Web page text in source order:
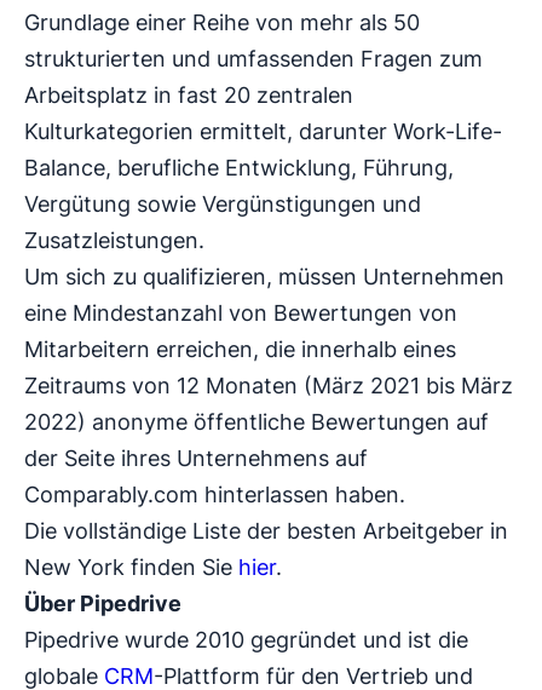
Grundlage einer Reihe von mehr als 50
strukturierten und umfassenden Fragen zum
Arbeitsplatz in fast 20 zentralen
Kulturkategorien ermittelt, darunter Work-Life-
Balance, berufliche Entwicklung, Führung,
Vergütung sowie Vergünstigungen und
Zusatzleistungen.
Um sich zu qualifizieren, müssen Unternehmen
eine Mindestanzahl von Bewertungen von
Mitarbeitern erreichen, die innerhalb eines
Zeitraums von 12 Monaten (März 2021 bis März
2022) anonyme öffentliche Bewertungen auf
der Seite ihres Unternehmens auf
Comparably.com hinterlassen haben.
Die vollständige Liste der besten Arbeitgeber in
New York finden Sie hier.
Über Pipedrive
Pipedrive wurde 2010 gegründet und ist die
globale CRM-Plattform für den Vertrieb und